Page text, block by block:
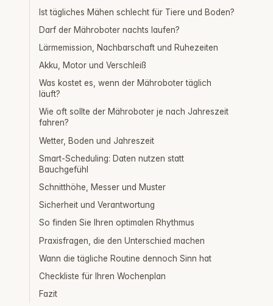
Ist tägliches Mähen schlecht für Tiere und Boden?
Darf der Mähroboter nachts laufen?
Lärmemission, Nachbarschaft und Ruhezeiten
Akku, Motor und Verschleiß
Was kostet es, wenn der Mähroboter täglich
läuft?
Wie oft sollte der Mähroboter je nach Jahreszeit
fahren?
Wetter, Boden und Jahreszeit
Smart-Scheduling: Daten nutzen statt
Bauchgefühl
Schnitthöhe, Messer und Muster
Sicherheit und Verantwortung
So finden Sie Ihren optimalen Rhythmus
Praxisfragen, die den Unterschied machen
Wann die tägliche Routine dennoch Sinn hat
Checkliste für Ihren Wochenplan
Fazit